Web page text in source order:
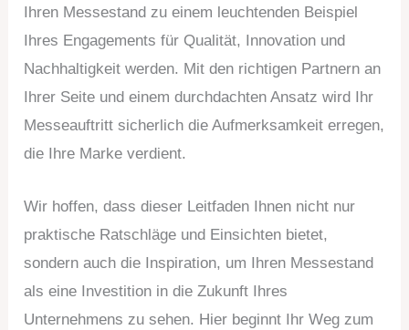
Ihren Messestand zu einem leuchtenden Beispiel
Ihres Engagements für Qualität, Innovation und
Nachhaltigkeit werden. Mit den richtigen Partnern an
Ihrer Seite und einem durchdachten Ansatz wird Ihr
Messeauftritt sicherlich die Aufmerksamkeit erregen,
die Ihre Marke verdient.
Wir hoffen, dass dieser Leitfaden Ihnen nicht nur
praktische Ratschläge und Einsichten bietet,
sondern auch die Inspiration, um Ihren Messestand
als eine Investition in die Zukunft Ihres
Unternehmens zu sehen. Hier beginnt Ihr Weg zum